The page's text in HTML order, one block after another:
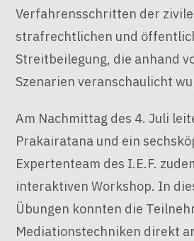
Verfahrensschritten der
strafrechtlichen und
Streitbeilegung, die anhand
Szenarien veranschaulicht
Am Nachmittag des 4. Juli
Prakairatana und ein
Expertenteam des I.E.F.
interaktiven Workshop. In
Übungen konnten die
Mediationstechniken direkt